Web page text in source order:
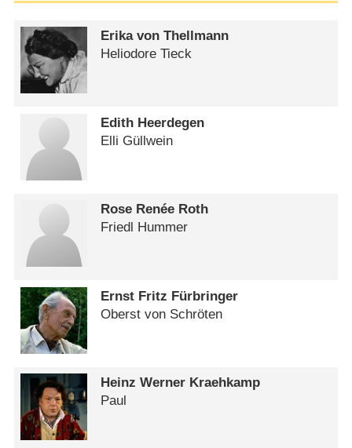
Erika von Thellmann
Heliodore Tieck
Edith Heerdegen
Elli Güllwein
Rose Renée Roth
Friedl Hummer
Ernst Fritz Fürbringer
Oberst von Schröten
Heinz Werner Kraehkamp
Paul